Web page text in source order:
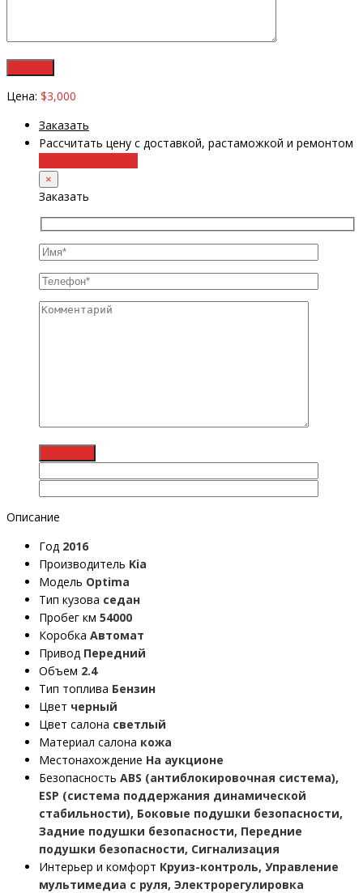
Цена: $3,000
Заказать
Рассчитать цену с доставкой, растаможкой и ремонтом
×
Заказать
Описание
Год 2016
Производитель Kia
Модель Optima
Тип кузова седан
Пробег км 54000
Коробка Автомат
Привод Передний
Объем 2.4
Тип топлива Бензин
Цвет черный
Цвет салона светлый
Материал салона кожа
Местонахождение На аукционе
Безопасность ABS (антиблокировочная система),
ESP (система поддержания динамической
стабильности), Боковые подушки безопасности,
Задние подушки безопасности, Передние
подушки безопасности, Сигнализация
Интерьер и комфорт Круиз-контроль, Управление
мультимедиа с руля, Электрорегулировка